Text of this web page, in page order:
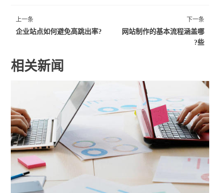
上一条
企业站点如何避免高跳出率?
下一条
网站制作的基本流程涵盖哪
些?
相关新闻